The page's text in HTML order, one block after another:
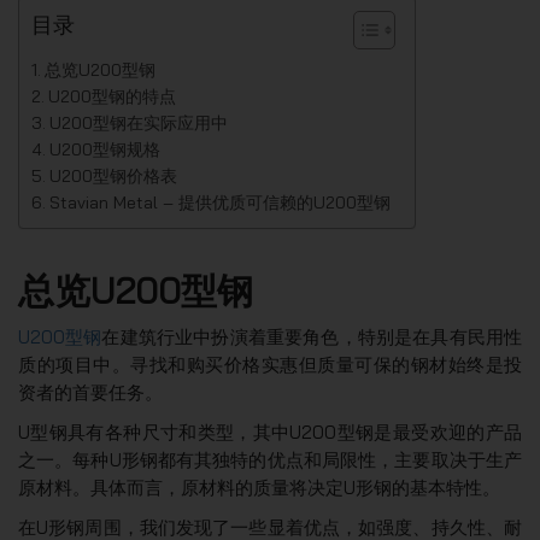
目录
总览U200型钢
U200型钢的特点
U200型钢在实际应用中
U200型钢规格
U200型钢价格表
Stavian Metal – 提供优质可信赖的U200型钢
总览U200型钢
U200型钢在建筑行业中扮演着重要角色，特别是在具有民用性
质的项目中。寻找和购买价格实惠但质量可保的钢材始终是投
资者的首要任务。
U型钢具有各种尺寸和类型，其中U200型钢是最受欢迎的产品
之一。每种U形钢都有其独特的优点和局限性，主要取决于生产
原材料。具体而言，原材料的质量将决定U形钢的基本特性。
在U形钢周围，我们发现了一些显着优点，如强度、持久性、耐